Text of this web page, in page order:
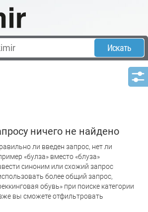
Искать
ничего не найдено
ли введен запрос, нет ли
«булза» вместо «блуза»
синоним или схожий запрос
более общий запрос,
обувь» при поиске категории
вы сможете отфильтровать